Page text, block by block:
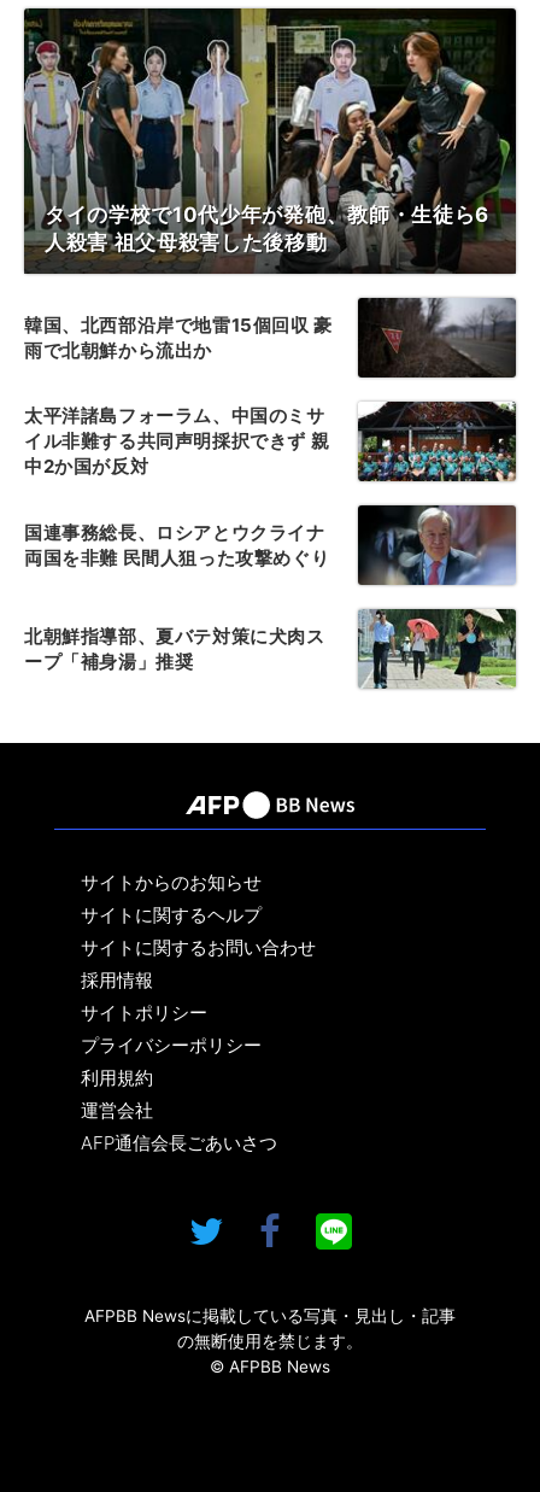
タイの学校で10代少年が発砲、教師・生徒ら6
人殺害 祖父母殺害した後移動
韓国、北西部沿岸で地雷15個回収 豪
雨で北朝鮮から流出か
太平洋諸島フォーラム、中国のミサ
イル非難する共同声明採択できず 親
中2か国が反対
国連事務総長、ロシアとウクライナ
両国を非難 民間人狙った攻撃めぐり
北朝鮮指導部、夏バテ対策に犬肉ス
ープ「補身湯」推奨
サイトからのお知らせ
サイトに関するヘルプ
サイトに関するお問い合わせ
採用情報
サイトポリシー
プライバシーポリシー
利用規約
運営会社
AFP通信会長ごあいさつ
AFPBB Newsに掲載している写真・見出し・記事
の無断使用を禁じます。
© AFPBB News